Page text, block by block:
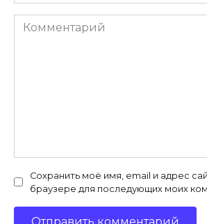
Комментарий
Сохранить моё имя, email и адрес
браузере для последующих моих